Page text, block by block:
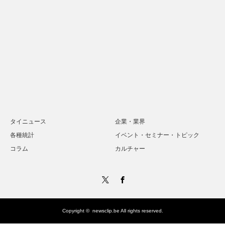
タイニュース
企業・業界
各種統計
イベント・セミナー・トピック
コラム
カルチャー
Copyright © newsclip.be All rights reserved.